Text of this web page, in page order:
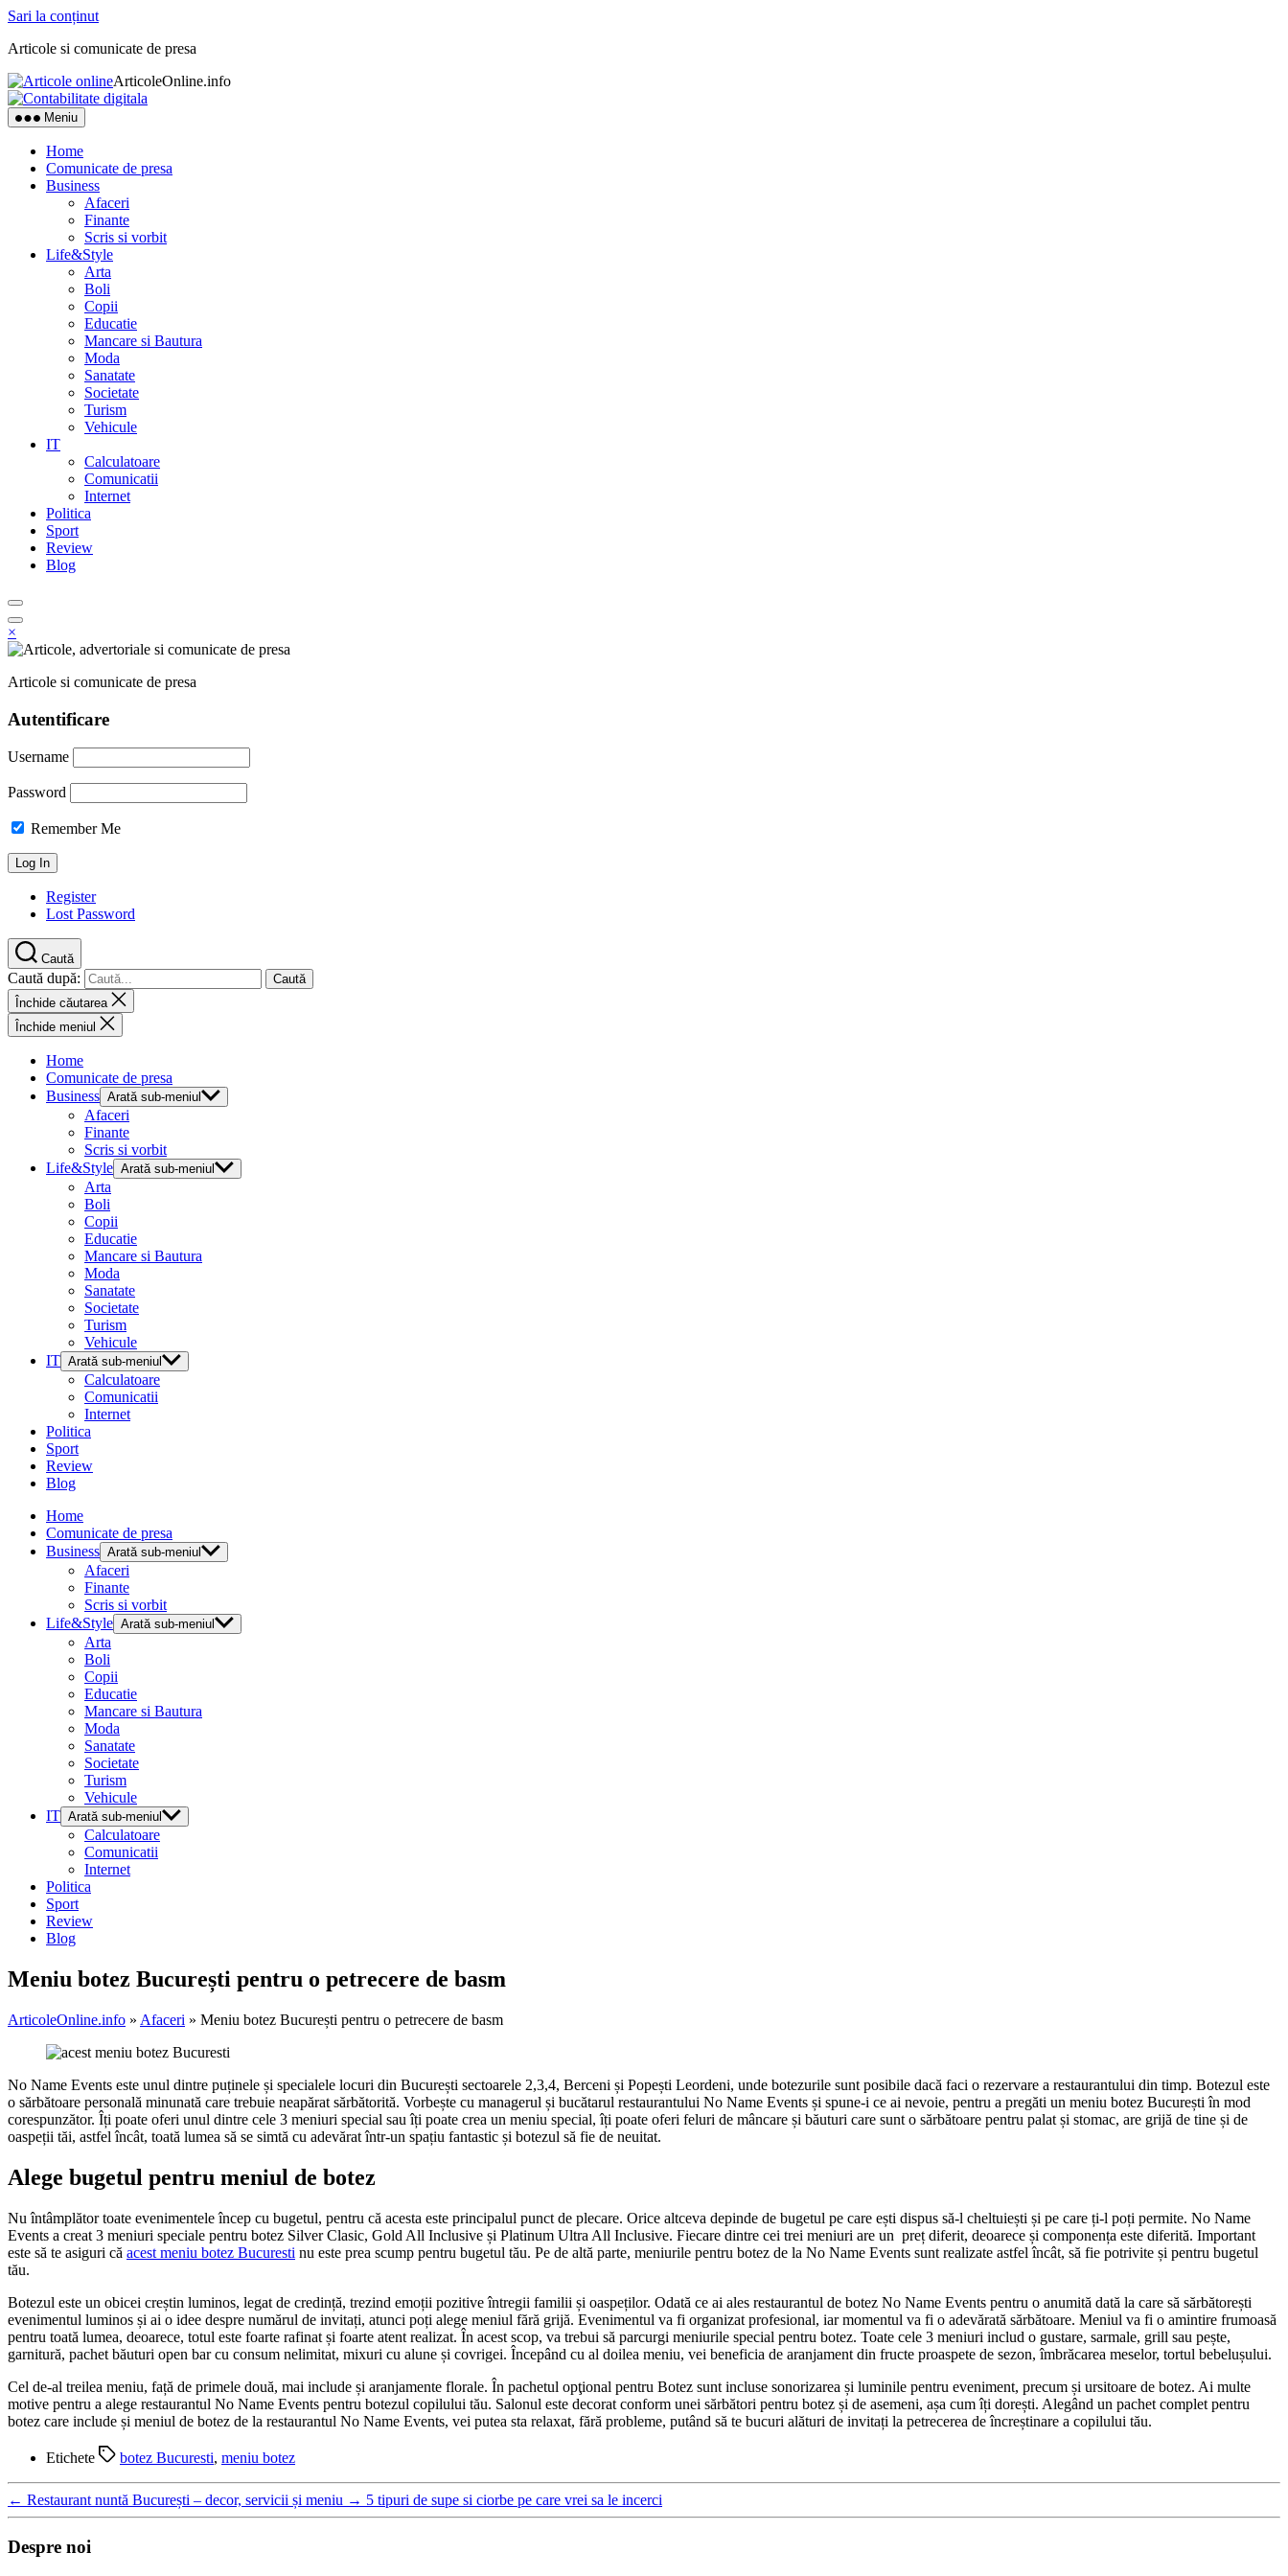
Sari la conținut
Articole si comunicate de presa
ArticoleOnline.info
Meniu
Home
Comunicate de presa
Business
Afaceri
Finante
Scris si vorbit
Life&Style
Arta
Boli
Copii
Educatie
Mancare si Bautura
Moda
Sanatate
Societate
Turism
Vehicule
IT
Calculatoare
Comunicatii
Internet
Politica
Sport
Review
Blog
×
Articole si comunicate de presa
Autentificare
Username
Password
Remember Me
Register
Lost Password
Caută
Caută după:
Închide căutarea
Închide meniul
Home
Comunicate de presa
Business Arată sub-meniul
Afaceri
Finante
Scris si vorbit
Life&Style Arată sub-meniul
Arta
Boli
Copii
Educatie
Mancare si Bautura
Moda
Sanatate
Societate
Turism
Vehicule
IT Arată sub-meniul
Calculatoare
Comunicatii
Internet
Politica
Sport
Review
Blog
Home
Comunicate de presa
Business Arată sub-meniul
Afaceri
Finante
Scris si vorbit
Life&Style Arată sub-meniul
Arta
Boli
Copii
Educatie
Mancare si Bautura
Moda
Sanatate
Societate
Turism
Vehicule
IT Arată sub-meniul
Calculatoare
Comunicatii
Internet
Politica
Sport
Review
Blog
Meniu botez București pentru o petrecere de basm
ArticoleOnline.info » Afaceri » Meniu botez București pentru o petrecere de basm
No Name Events este unul dintre puținele și specialele locuri din București sectoarele 2,3,4, Berceni și Popești Leordeni, unde botezurile sunt posibile dacă faci o rezervare a restaurantului din timp. Botezul este
o sărbătoare personală minunată care trebuie neapărat sărbătorită. Vorbește cu managerul și bucătarul restaurantului No Name Events și spune-i ce ai nevoie, pentru a pregăti un meniu botez București în mod
corespunzător. Îți poate oferi unul dintre cele 3 meniuri special sau îți poate crea un meniu special, îți poate oferi feluri de mâncare și băuturi care sunt o sărbătoare pentru palat și stomac, are grijă de tine și de
oaspeții tăi, astfel încât, toată lumea să se simtă cu adevărat într-un spațiu fantastic și botezul să fie de neuitat.
Alege bugetul pentru meniul de botez
Nu întâmplător toate evenimentele încep cu bugetul, pentru că acesta este principalul punct de plecare. Orice altceva depinde de bugetul pe care ești dispus să-l cheltuiești și pe care ți-l poți permite. No Name
Events a creat 3 meniuri speciale pentru botez Silver Clasic, Gold All Inclusive și Platinum Ultra All Inclusive. Fiecare dintre cei trei meniuri are un preț diferit, deoarece și componența este diferită. Important
este să te asiguri că acest meniu botez Bucuresti nu este prea scump pentru bugetul tău. Pe de altă parte, meniurile pentru botez de la No Name Events sunt realizate astfel încât, să fie potrivite și pentru bugetul
tău.
Botezul este un obicei creștin luminos, legat de credință, trezind emoții pozitive întregii familii și oaspeților. Odată ce ai ales restaurantul de botez No Name Events pentru o anumită dată la care să sărbătorești
evenimentul luminos și ai o idee despre numărul de invitați, atunci poți alege meniul fără grijă. Evenimentul va fi organizat profesional, iar momentul va fi o adevărată sărbătoare. Meniul va fi o amintire frumoasă
pentru toată lumea, deoarece, totul este foarte rafinat și foarte atent realizat. În acest scop, va trebui să parcurgi meniurile special pentru botez. Toate cele 3 meniuri includ o gustare, sarmale, grill sau pește,
garnitură, pachet băuturi open bar cu consum nelimitat, mixuri cu alune și covrigei. Începând cu al doilea meniu, vei beneficia de aranjament din fructe proaspete de sezon, îmbrăcarea meselor, tortul bebelușului.
Cel de-al treilea meniu, față de primele două, mai include și aranjamente florale. În pachetul opţional pentru Botez sunt incluse sonorizarea și luminile pentru eveniment, precum și ursitoare de botez. Ai multe
motive pentru a alege restaurantul No Name Events pentru botezul copilului tău. Salonul este decorat conform unei sărbători pentru botez și de asemeni, așa cum îți dorești. Alegând un pachet complet pentru
botez care include și meniul de botez de la restaurantul No Name Events, vei putea sta relaxat, fără probleme, putând să te bucuri alături de invitați la petrecerea de încreștinare a copilului tău.
Etichete botez Bucuresti, meniu botez
← Restaurant nuntă București – decor, servicii și meniu → 5 tipuri de supe si ciorbe pe care vrei sa le incerci
Despre noi